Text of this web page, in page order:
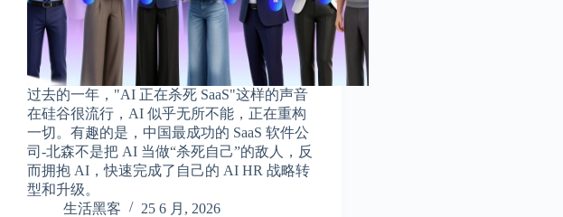
过去的一年，"AI 正在杀死 SaaS"这样的声音
在硅谷很流行，AI 似乎无所不能，正在重构
一切。有趣的是，中国最成功的 SaaS 软件公
司-北森不是把 AI 当做“杀死自己”的敌人，反
而拥抱 AI，快速完成了自己的 AI HR 战略转
型和升级。
生活黑客
25 6 月, 2026